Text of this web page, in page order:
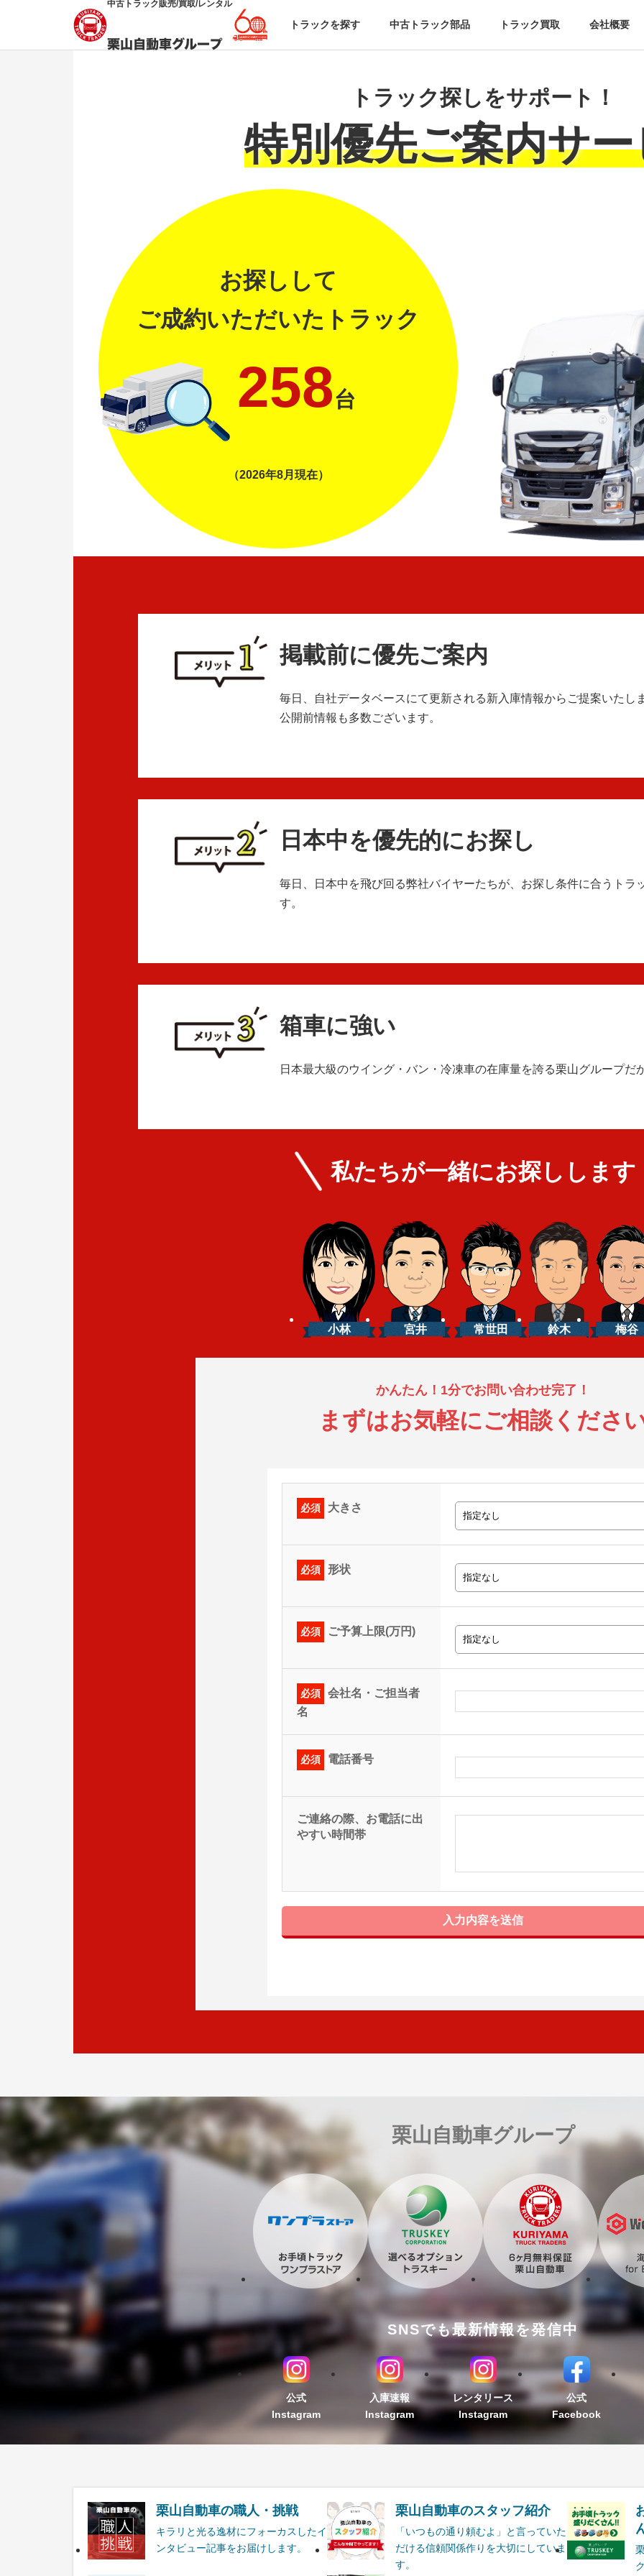
中古トラック販売/買取/レンタル
トラックを探す 中古トラック部品 トラック買取 会社概要
トラック探しをサポート！
特別優先ご案内サ
お探しして
ご成約いただいたトラック
258台
（2026年8月現在）
掲載前に優先ご案内
毎日、自社データベースにて更新される新入庫情報からご提案いたし
公開前情報も多数ございます。
日本中を優先的にお探し
毎日、日本中を飛び回る弊社バイヤーたちが、お探し条件に合うトラ
す。
箱車に強い
日本最大級のウイング・バン・冷凍車の在庫量を誇る栗山グループだ
私たちが一緒にお探しします
小林 宮井 常世田 鈴木 梅谷
かんたん！1分でお問い合わせ完了！
まずはお気軽にご相談くださ
必須 大きさ
必須 形状
必須 ご予算上限(万円)
必須
会社名・ご担当者
名
必須 電話番号
ご連絡の際、お電話に出
やすい時間帯
入力内容を送信
栗山自動車グループ
SNSでも最新情報を発信中
公式
Instagram
入庫速報
Instagram
レンタリース
Instagram
公式
Facebook
栗山自動車の職人・挑戦
キラリと光る逸材にフォーカスしたイ
ンタビュー記事をお届けします。
栗山自動車のスタッフ紹介
「いつもの通り頼むよ」と言っていた
だける信頼関係作りを大切にしていま
す。